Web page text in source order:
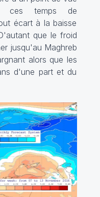
ces temps de
écart à la baisse
que le froid
jusqu'au Maghreb
alors que les
d'une part et du